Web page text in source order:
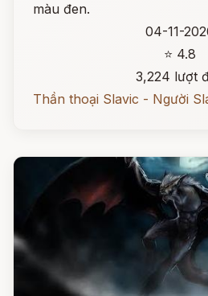
màu đen.
04-11-
⭐ 4.8
3,224 lượt
Thần thoại Slavic - Người